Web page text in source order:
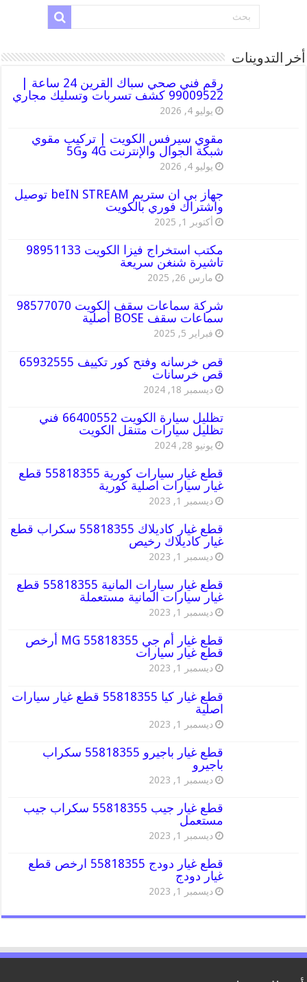
أخر التدوينات
رقم فني صحي سباك القرين 24 ساعة |
99009522 كشف تسربات وتسليك مجاري
يوليو 4, 2026
مقوي سيرفس الكويت | تركيب مقوي
شبكة الجوال والإنترنت 4G و5G
يوليو 4, 2026
جهاز بي ان ستريم beIN STREAM توصيل
واشتراك فوري بالكويت
أكتوبر 1, 2025
مكتب استخراج فيزا الكويت 98951133
تاشيرة شنغن سريعة
مارس 26, 2025
شركة سماعات سقف الكويت 98577070
سماعات سقف BOSE أصلية
فبراير 5, 2025
قص خرسانه وفتح كور تكييف 65932555
قص خرسانات
ديسمبر 18, 2024
تظليل سيارة الكويت 66400552 فني
تظليل سيارات متنقل الكويت
يونيو 28, 2024
قطع غيار سيارات كورية 55818355 قطع
غيار سيارات اصلية كورية
ديسمبر 1, 2023
قطع غيار كاديلاك 55818355 سكراب قطع
غيار كاديلاك رخيص
ديسمبر 1, 2023
قطع غيار سيارات المانية 55818355 قطع
غيار سيارات المانية مستعملة
ديسمبر 1, 2023
قطع غيار أم جي MG 55818355 أرخص
قطع غيار سيارات
ديسمبر 1, 2023
قطع غيار كيا 55818355 قطع غيار سيارات
اصلية
ديسمبر 1, 2023
قطع غيار باجيرو 55818355 سكراب
باجيرو
ديسمبر 1, 2023
قطع غيار جيب 55818355 سكراب جيب
مستعمل
ديسمبر 1, 2023
قطع غيار دودج 55818355 ارخص قطع
غيار دودج
ديسمبر 1, 2023